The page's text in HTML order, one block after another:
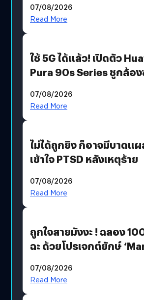
บริโภคและ B2B
07/08/2026
Read More
ใช้ 5G ได้แล้ว! เปิดตัว
Pura 90s Series ชูกล้อ
07/08/2026
Read More
ไม่ได้ถูกยิง ก็อาจมีบาดแผ
เข้าใจ PTSD หลังเหตุร้าย
07/08/2026
Read More
ถูกใจสายมังงะ ! ฉลอง
ฉะ ด้วยโปรเจกต์ยักษ์
มีภาษาไทยด้วย
07/08/2026
Read More